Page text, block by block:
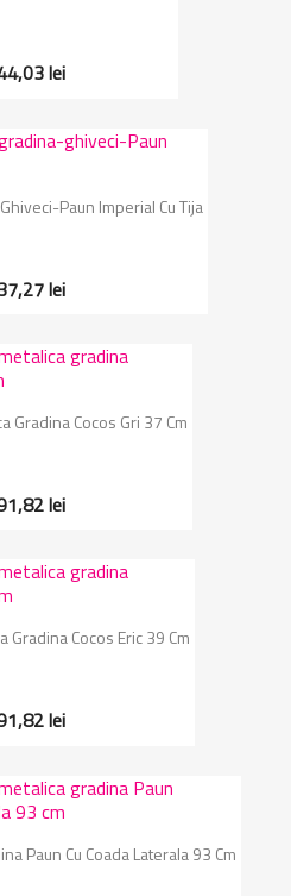
lei
Paun Imperial Cu Tija
lei
Gradina Cocos Gri 37 Cm
lei
Gradina Cocos Eric 39 Cm
lei
Paun Cu Coada Laterala 93 Cm